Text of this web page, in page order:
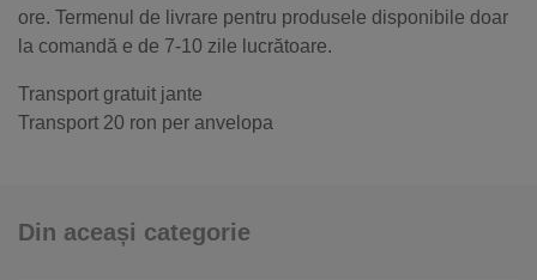
ore. Termenul de livrare pentru produsele disponibile doar
la comandă e de 7-10 zile lucrătoare.
Transport gratuit jante
Transport 20 ron per anvelopa
Din aceași categorie